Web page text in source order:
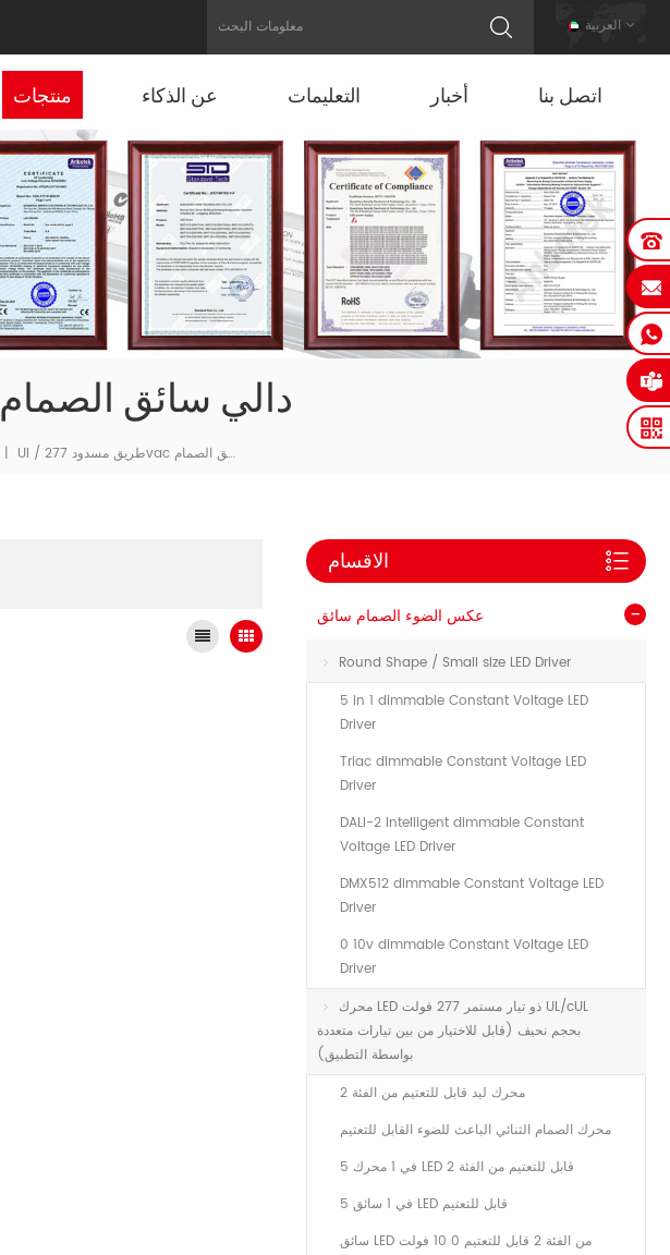
العربية
منتجات عن الذكاء التعليمات أخبار اتصل بنا
Ul / طريق مسدود 277vac دالي سائق الصمام
| Ul / طريق مسدود 277vac دالي سائق الصمام
الاقسام
عكس الضوء الصمام سائق
Round Shape / Small size LED Driver
5 in 1 dimmable Constant Voltage LED
Driver
Triac dimmable Constant Voltage LED
Driver
DALI-2 Intelligent dimmable Constant
Voltage LED Driver
DMX512 dimmable Constant Voltage LED
Driver
0 10v dimmable Constant Voltage LED
Driver
محرك LED ذو تيار مستمر 277 فولت UL/cUL
بحجم نحيف (قابل للاختيار من بين تيارات متعددة
بواسطة التطبيق)
محرك ليد قابل للتعتيم من الفئة 2
محرك الصمام الثنائي الباعث للضوء القابل للتعتيم
5 في 1 محرك LED قابل للتعتيم من الفئة 2
5 في 1 سائق LED قابل للتعتيم
سائق LED من الفئة 2 قابل للتعتيم 0 10 فولت